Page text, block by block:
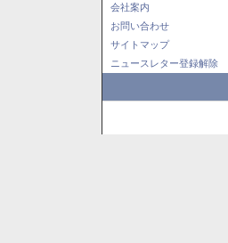
会社案内
お問い合わせ
サイトマップ
ニュースレター登録解除